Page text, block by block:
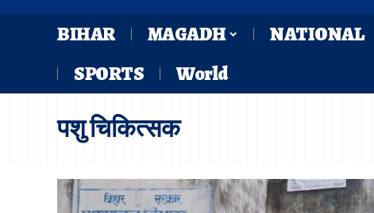
BIHAR MAGADH NATIONAL
SPORTS
World
पशु चिकित्सक